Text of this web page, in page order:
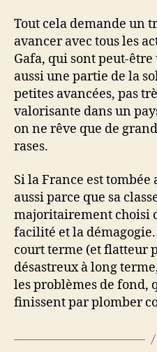
Tout cela demande un
avancer avec tous les
Gafa, qui sont peut-
aussi une partie de la
petites avancées, pas
valorisante dans un
on ne rêve que de
rases.
Si la France est tombée
aussi parce que sa
majoritairement choisi
facilité et la
court terme (et flatteur
désastreux à long
les problèmes de fond,
finissent par plomber